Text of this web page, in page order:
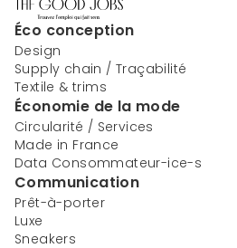
Éco conception
Design
Supply chain / Traçabilité
Textile & trims
Économie de la mode
Circularité / Services
Made in France
Data Consommateur-ice-s
Communication
Prêt-à-porter
Luxe
Sneakers